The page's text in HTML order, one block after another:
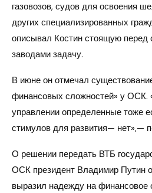
газовозов, судов для освоения
других специализированных
описывал Костин стоящую перед
заводами задачу.
В июне он отмечал
финансовых сложностей» у ОСК.
управлении определенные тоже
стимулов для развития— нет»,—
О решении передать ВТБ
ОСК президент Владимир Путин
выразил надежду на финансовое